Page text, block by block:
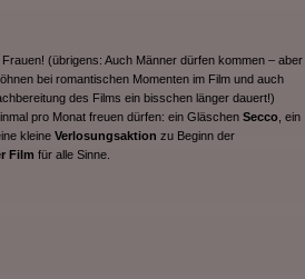
(übrigens: Auch Männer dürfen kommen – aber
bei romantischen Momenten im Film und auch
des Films ein bisschen länger dauert!)
pro Monat freuen dürfen: ein Gläschen Secco, ein
kleine Verlosungsaktion zu Beginn der
Film für alle Sinne.